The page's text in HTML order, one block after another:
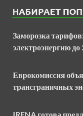
НАБИРАЕТ
Заморозка
электроэнергию до
Еврокомиссия
трансграничных